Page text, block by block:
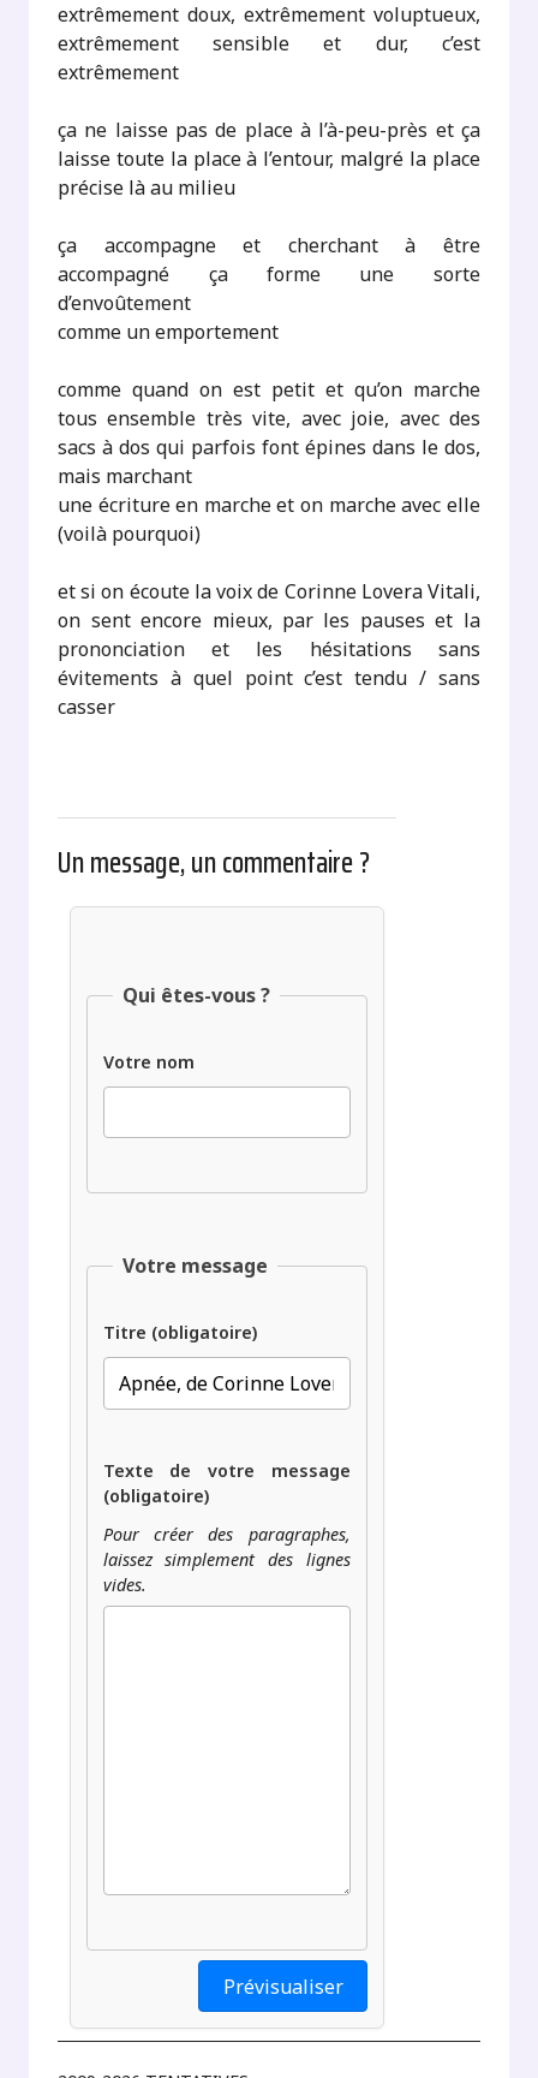
extrêmement doux, extrêmement voluptueux,
extrêmement sensible et dur, c’est
extrêmement
ça ne laisse pas de place à l’à-peu-près et ça
laisse toute la place à l’entour, malgré la place
précise là au milieu
ça accompagne et cherchant à être
accompagné ça forme une sorte
d’envoûtement
comme un emportement
comme quand on est petit et qu’on marche
tous ensemble très vite, avec joie, avec des
sacs à dos qui parfois font épines dans le dos,
mais marchant
une écriture en marche et on marche avec elle
(voilà pourquoi)
et si on écoute la voix de Corinne Lovera Vitali,
on sent encore mieux, par les pauses et la
prononciation et les hésitations sans
évitements à quel point c’est tendu / sans
casser
Un message, un commentaire ?
Qui êtes-vous ?
Votre nom
Votre message
Titre (obligatoire)
Texte de votre message
(obligatoire)
Pour créer des paragraphes,
laissez simplement des lignes
vides.